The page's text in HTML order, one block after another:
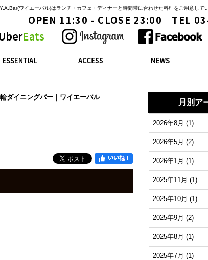
ワイエーバル)はランチ・カフェ・ディナーと時間帯に合わせた料理をご用意して
OPEN 11:30 - CLOSE 23:00 TEL
月別ア
2026年8月 (1)
2026年5月 (2)
2026年1月 (1)
2025年11月 (1)
2025年10月 (1)
2025年9月 (2)
2025年8月 (1)
2025年7月 (1)
ダイニングバー｜ワイエーバル